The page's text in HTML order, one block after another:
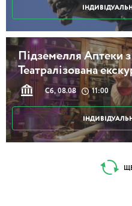
Підземелля Аптеки
Театралізована
Сб, 08.08 11:00